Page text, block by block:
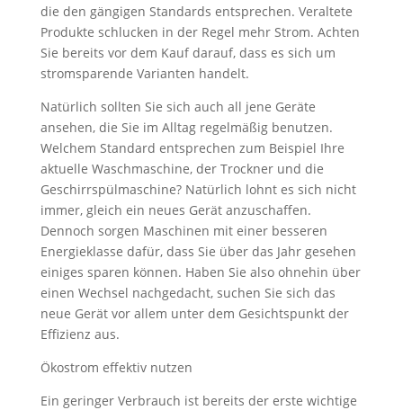
die den gängigen Standards entsprechen. Veraltete
Produkte schlucken in der Regel mehr Strom. Achten
Sie bereits vor dem Kauf darauf, dass es sich um
stromsparende Varianten handelt.
Natürlich sollten Sie sich auch all jene Geräte
ansehen, die Sie im Alltag regelmäßig benutzen.
Welchem Standard entsprechen zum Beispiel Ihre
aktuelle Waschmaschine, der Trockner und die
Geschirrspülmaschine? Natürlich lohnt es sich nicht
immer, gleich ein neues Gerät anzuschaffen.
Dennoch sorgen Maschinen mit einer besseren
Energieklasse dafür, dass Sie über das Jahr gesehen
einiges sparen können. Haben Sie also ohnehin über
einen Wechsel nachgedacht, suchen Sie sich das
neue Gerät vor allem unter dem Gesichtspunkt der
Effizienz aus.
Ökostrom effektiv nutzen
Ein geringer Verbrauch ist bereits der erste wichtige